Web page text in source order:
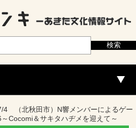
4 （北秋田市）N響メンバーによるゲー
Cocomi＆サキタハヂメを迎えて～